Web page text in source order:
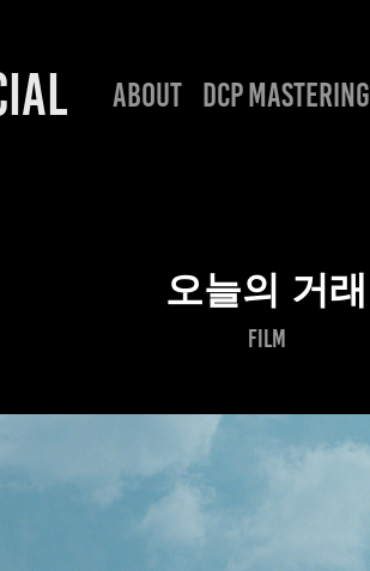
ABOUT DCP MASTERING
오늘의 거래
film